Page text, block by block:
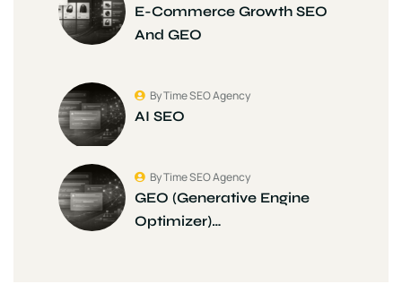
E-Commerce Growth SEO
And GEO
AI SEO
By Time SEO Agency
GEO (Generative Engine
Optimizer)…
By Time SEO Agency